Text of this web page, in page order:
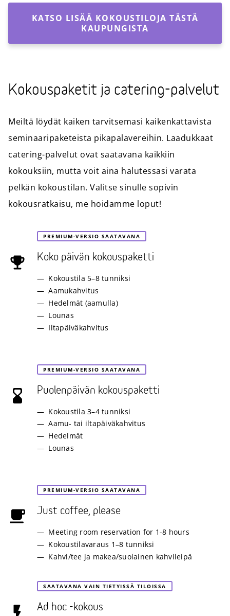
KATSO LISÄÄ KOKOUSTILOJA TÄSTÄ
KAUPUNGISTA
Kokouspaketit ja catering-palvelut
Meiltä löydät kaiken tarvitsemasi kaikenkattavista
seminaaripaketeista pikapalavereihin. Laadukkaat
catering-palvelut ovat saatavana kaikkiin
kokouksiin, mutta voit aina halutessasi varata
pelkän kokoustilan. Valitse sinulle sopivin
kokousratkaisu, me hoidamme loput!
PREMIUM-VERSIO SAATAVANA
Koko päivän kokouspaketti
Kokoustila 5–8 tunniksi
Aamukahvitus
Hedelmät (aamulla)
Lounas
Iltapäiväkahvitus
PREMIUM-VERSIO SAATAVANA
Puolenpäivän kokouspaketti
Kokoustila 3–4 tunniksi
Aamu- tai iltapäiväkahvitus
Hedelmät
Lounas
PREMIUM-VERSIO SAATAVANA
Just coffee, please
Meeting room reservation for 1-8 hours
Kokoustilavaraus 1–8 tunniksi
Kahvi/tee ja makea/suolainen kahvileipä
SAATAVANA VAIN TIETYISSÄ TILOISSA
Ad hoc -kokous